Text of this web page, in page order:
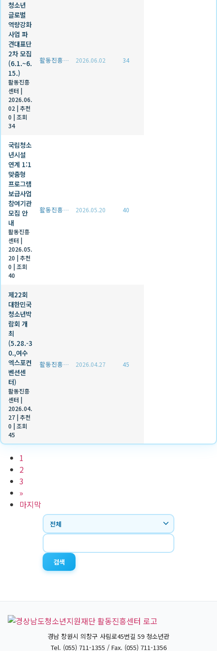
청소년
글로벌
역량강화
사업 파
견대표단
2차 모집
(6.1.~6.
15.)
활동진흥
센터 |
2026.06.
02 |추천
0 |조회
34
활동진흥센터 2026.06.02 34
국립청소
년시설
연계 1:1
맞춤형
프로그램
보급사업
참여기관
모집 안
내
활동진흥
센터 |
2026.05.
20 |추천
0 |조회
40
활동진흥센터 2026.05.20 40
제22회
대한민국
청소년박
람회 개
최
(5.28.-3
0.,여수
엑스포컨
벤션센
터)
활동진흥
센터 |
2026.04.
27 |추천
0 |조회
45
활동진흥센터 2026.04.27 45
1
2
3
»
마지막
검색
경남 창원시 의창구 사림로45번길 59 청소년관
Tel. (055) 711-1355 / Fax. (055) 711-1356